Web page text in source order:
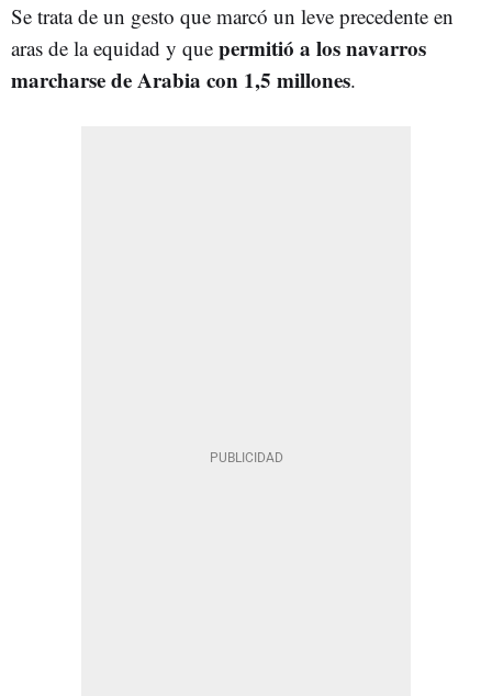
Se trata de un gesto que marcó un leve precedente en
aras de la equidad y que permitió a los navarros
marcharse de Arabia con 1,5 millones.